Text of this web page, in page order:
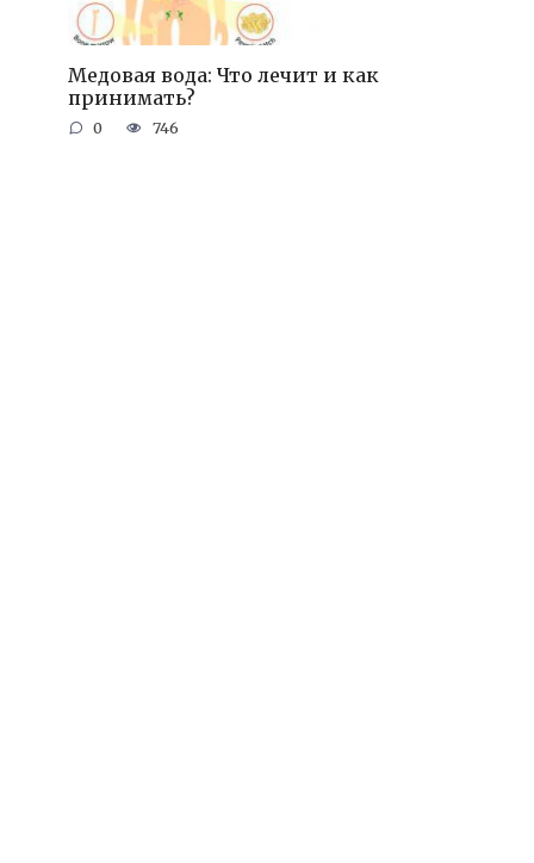
Медовая вода: Что лечит и как
принимать?
0 746